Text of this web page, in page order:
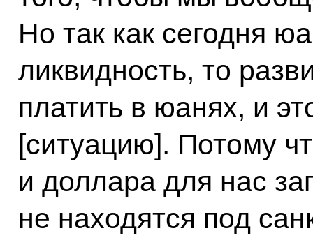
Но так как сегодня
ликвидность, то
платить в юанях, и
[ситуацию]. Потому
и доллара для нас
не находятся под